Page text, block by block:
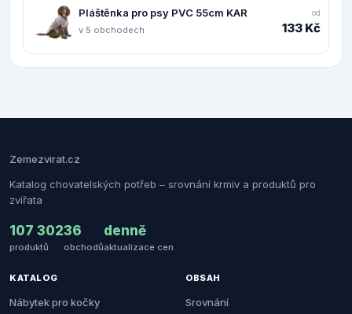
Pláštěnka pro psy PVC 55cm KAR
v 5 obchodech
od
133 Kč
Zemezvirat.cz
Katalog chovatelských potřeb – srovnání krmiv a produktů pro
zvířata
107 302
produktů
36
obchodů
denně
aktualizace cen
KATALOG
Nábytek pro kočky
OBSAH
Srovnání